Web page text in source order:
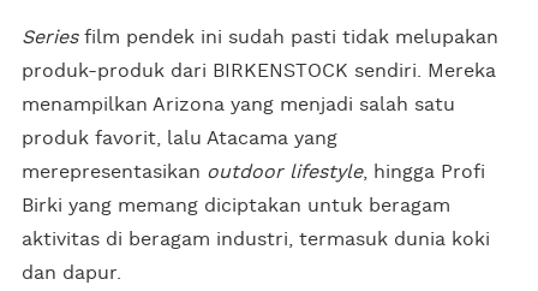
Seriesfilm pendek ini sudah pasti tidak melupakan
produk-produk dari BIRKENSTOCK sendiri. Mereka
menampilkan Arizona yang menjadi salah satu
produk favorit, lalu Atacama yang
merepresentasikan outdoor lifestyle, hingga Profi
Birki yang memang diciptakan untuk beragam
aktivitas di beragam industri, termasuk dunia koki
dan dapur.